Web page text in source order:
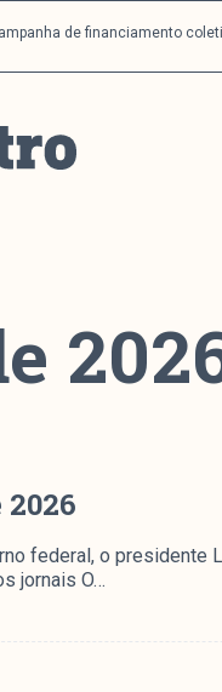
de financiamento
2026
federal, o presidente
jornais O…